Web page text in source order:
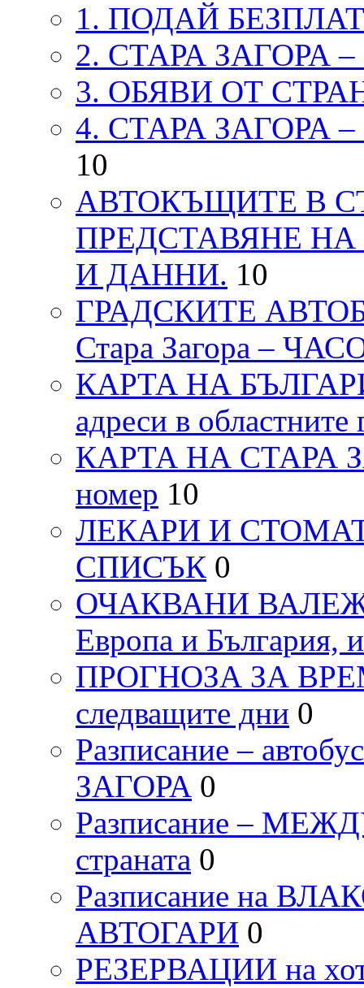
1. ПОДАЙ
2. СТАРА ЗАГОРА
3. ОБЯВИ ОТ
4. СТАРА ЗАГОРА
10
АВТОКЪЩИТЕ В
ПРЕДСТАВЯНЕ
И ДАННИ. 10
ГРАДСКИТЕ
Стара Загора –
КАРТА НА
адреси в областните
КАРТА НА СТАРА
номер 10
ЛЕКАРИ И
СПИСЪК 0
ОЧАКВАНИ ВАЛЕЖИ
Европа и България,
ПРОГНОЗА ЗА
следващите дни 0
Разписание –
ЗАГОРА 0
Разписание –
страната 0
Разписание на
АВТОГАРИ 0
РЕЗЕРВАЦИИ на